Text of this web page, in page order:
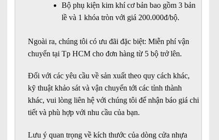
Bộ phụ kiện kim khí cơ bản bao gồm 3 bản
lề và 1 khóa tròn với giá 200.000đ/bộ.
Ngoài ra, chúng tôi có ưu đãi đặc biệt: Miễn phí vận
chuyển tại Tp HCM cho đơn hàng từ 5 bộ trở lên.
Đối với các yêu cầu về sản xuất theo quy cách khác,
kỹ thuật khảo sát và vận chuyển tới các tỉnh thành
khác, vui lòng liên hệ với chúng tôi để nhận báo giá chi
tiết và phù hợp với nhu cầu của bạn.
Lưu ý quan trọng về kích thước của dòng cửa nhựa